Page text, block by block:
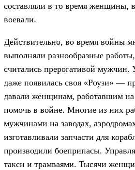
составляли в то время женщины,
воевали.
Действительно, во время войны
выполняли разнообразные
считались прерогативой мужчин.
даже появилась своя «Роузи» —
давали женщинам, работавшим
помочь в войне. Многие из них
мужчинами на заводах,
изготавливали запчасти для
производили боеприпасы.
такси и трамваями. Тысячи